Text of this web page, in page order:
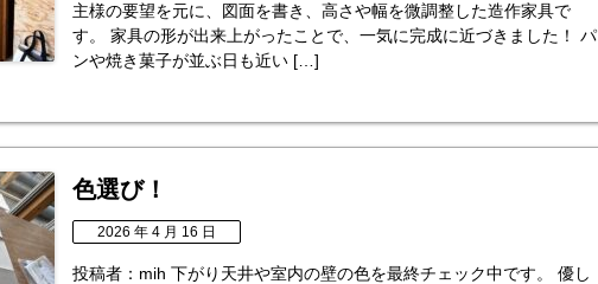
主様の要望を元に、図面を書き、高さや幅を微調整した造作家具で
す。 家具の形が出来上がったことで、一気に完成に近づきました！ パ
ンや焼き菓子が並ぶ日も近い […]
色選び！
2026 年 4 月 16 日
投稿者：mih 下がり天井や室内の壁の色を最終チェック中です。 優し